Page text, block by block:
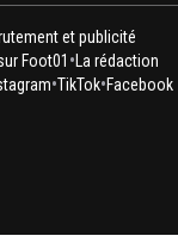
et publicité
Foot01 • La rédaction
•TikTok•Facebook